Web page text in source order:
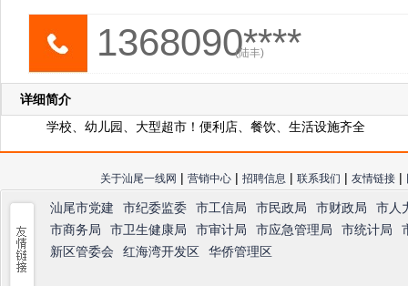
1368090****
(陆丰)
详细简介
学校、幼儿园、大型超市！便利店、餐饮、生活设施齐全
关于汕尾一线网 | 营销中心 | 招聘信息 | 联系我们 | 友情链接 |
汕尾市党建 市纪委监委 市工信局 市民政局 市财政局
市人
市商务局
市卫生健康局 市审计局 市应急管理局 市统计局
新区管委会
红海湾开发区 华侨管理区